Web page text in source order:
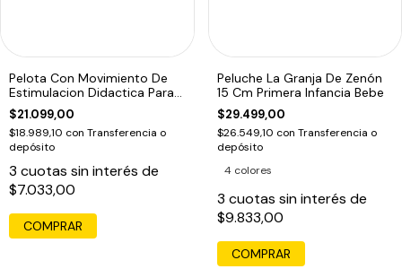
Pelota Con Movimiento De
Estimulacion Didactica Para
Bebes
$21.099,00
$18.989,10 con Transferencia o
depósito
3 cuotas sin interés de
$7.033,00
Peluche La Granja De Zenón
15 Cm Primera Infancia Bebe
$29.499,00
$26.549,10 con Transferencia o
depósito
4 colores
3 cuotas sin interés de
$9.833,00
COMPRAR